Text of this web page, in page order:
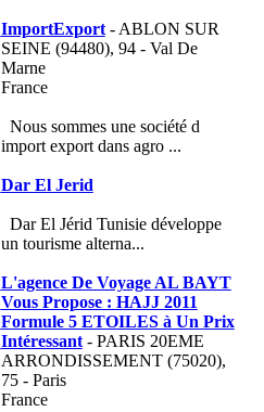
ImportExport- ABLON SUR
SEINE (94480), 94 - Val De
Marne
France
Nous sommes une société d
import export dans agro ...
Dar El Jerid
Dar El Jérid Tunisie développe
un tourisme alterna...
L'agence De Voyage AL BAYT
Vous Propose : HAJJ 2011
Formule 5 ETOILES à Un Prix
Intéressant- PARIS 20EME
ARRONDISSEMENT (75020),
75 - Paris
France